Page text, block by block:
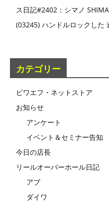
ス日記#2402：シマノ
(03245) ハンドルロックした
カテゴリー
ビワエフ・ネットストア
お知らせ
アンケート
イベント＆セミナー告知
今日の店長
リールオーバーホール日記
アブ
ダイワ